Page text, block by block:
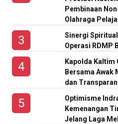
Pembinaan
Olahraga
Sinergi
Operasi RDMP
Kapolda Kaltim
Bersama Awak
dan
Optimisme
Kemenangan
Jelang Laga